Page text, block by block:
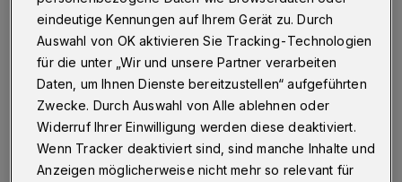
Wuppertal·Auf der Hochstraße hat sich ein
Fahrradfahrer am Dienstag (2. Juli 2019) bei einem
Sturz schwere Verletzungen zugezogen.
Eine Minute Lesezeit
eindeutige Kennungen auf Ihrem Gerät zu. Durch
Auswahl von OK aktivieren Sie Tracking-Technologien
für die unter „Wir und unsere Partner verarbeiten
Daten, um Ihnen Dienste bereitzustellen“ aufgeführten
Zwecke. Durch Auswahl von Alle ablehnen oder
Widerruf Ihrer Einwilligung werden diese deaktiviert.
Wenn Tracker deaktiviert sind, sind manche Inhalte und
Anzeigen möglicherweise nicht mehr so relevant für